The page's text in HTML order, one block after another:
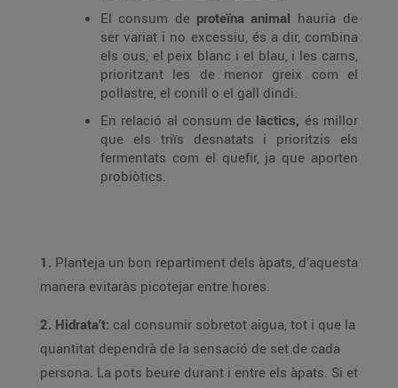
El consum de proteïna animal hauria de
ser variat i no excessiu, és a dir, combina
els ous, el peix blanc i el blau, i les carns,
prioritzant les de menor greix com el
pollastre, el conill o el gall dindi.
En relació al consum de làctics, és millor
que els triïs desnatats i prioritzis els
fermentats com el quefir, ja que aporten
probiòtics.
1. Planteja un bon repartiment dels àpats, d’aquesta
manera evitaràs picotejar entre hores.
2. Hidrata’t: cal consumir sobretot aigua, tot i que la
quantitat dependrà de la sensació de set de cada
persona. La pots beure durant i entre els àpats. Si et